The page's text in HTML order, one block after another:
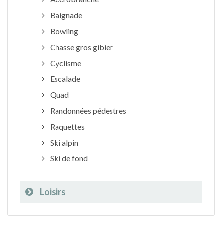
Baignade
Bowling
Chasse gros gibier
Cyclisme
Escalade
Quad
Randonnées pédestres
Raquettes
Ski alpin
Ski de fond
Loisirs